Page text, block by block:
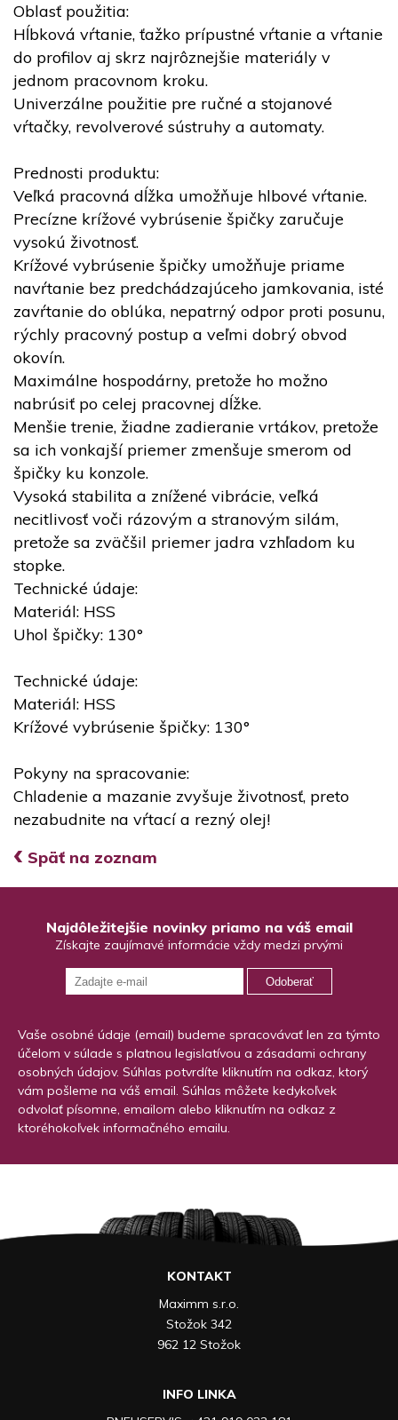
Oblasť použitia:
Hĺbková vŕtanie, ťažko prípustné vŕtanie a vŕtanie
do profilov aj skrz najrôznejšie materiály v
jednom pracovnom kroku.
Univerzálne použitie pre ručné a stojanové
vŕtačky, revolverové sústruhy a automaty.
Prednosti produktu:
Veľká pracovná dĺžka umožňuje hlbové vŕtanie.
Precízne krížové vybrúsenie špičky zaručuje
vysokú životnosť.
Krížové vybrúsenie špičky umožňuje priame
navŕtanie bez predchádzajúceho jamkovania, isté
zavŕtanie do oblúka, nepatrný odpor proti posunu,
rýchly pracovný postup a veľmi dobrý obvod
okovín.
Maximálne hospodárny, pretože ho možno
nabrúsiť po celej pracovnej dĺžke.
Menšie trenie, žiadne zadieranie vrtákov, pretože
sa ich vonkajší priemer zmenšuje smerom od
špičky ku konzole.
Vysoká stabilita a znížené vibrácie, veľká
necitlivosť voči rázovým a stranovým silám,
pretože sa zväčšil priemer jadra vzhľadom ku
stopke.
Technické údaje:
Materiál: HSS
Uhol špičky: 130°
Technické údaje:
Materiál: HSS
Krížové vybrúsenie špičky: 130°
Pokyny na spracovanie:
Chladenie a mazanie zvyšuje životnosť, preto
nezabudnite na vŕtací a rezný olej!
‹ Späť na zoznam
Najdôležitejšie novinky priamo na váš email
Získajte zaujímavé informácie vždy medzi prvými
Odoberať
Vaše osobné údaje (email) budeme spracovávať len za týmto
účelom v súlade s platnou legislatívou a zásadami ochrany
osobných údajov. Súhlas potvrdíte kliknutím na odkaz, ktorý
vám pošleme na váš email. Súhlas môžete kedykoľvek
odvolať písomne, emailom alebo kliknutím na odkaz z
ktoréhokoľvek informačného emailu.
KONTAKT
Maximm s.r.o.
Stožok 342
962 12 Stožok
INFO LINKA